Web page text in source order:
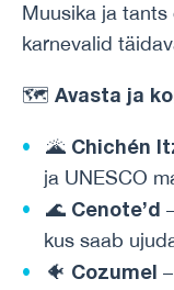
Muusika ja tants
karnevalid
🗺️ Avasta ja
🌋 Chichén
ja UNESCO
🌊 Cenote’d
kus saab
🐠 Cozumel